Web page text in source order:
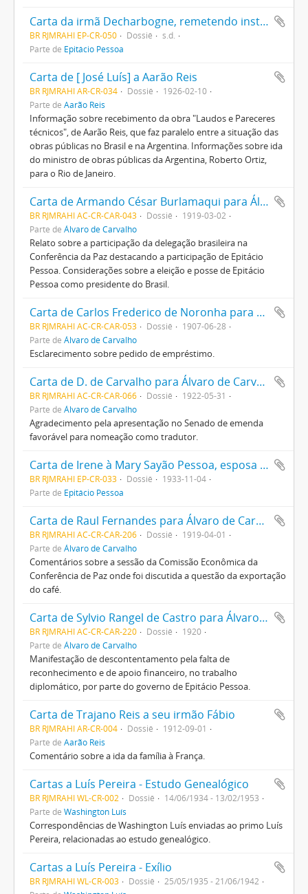
Carta da irmã Decharbogne, remetendo instruções para o ingresso em uma Sociedade Religiosa
BR RJMRAHI EP-CR-050 Dossiê
s.d.
Parte de Epitácio Pessoa
Carta de [ José Luís] a Aarão Reis
BR RJMRAHI AR-CR-034 Dossiê
1926-02-10
Parte de Aarão Reis
Informação sobre recebimento da obra "Laudos e Pareceres
técnicos", de Aarão Reis, que faz paralelo entre a situação das
obras públicas no Brasil e na Argentina. Informações sobre ida
do ministro de obras públicas da Argentina, Roberto Ortiz,
para o Rio de Janeiro.
Carta de Armando César Burlamaqui para Álvaro de Carvalho
BR RJMRAHI AC-CR-CAR-043 Dossiê
1919-03-02
Parte de Álvaro de Carvalho
Relato sobre a participação da delegação brasileira na
Conferência da Paz destacando a participação de Epitácio
Pessoa. Considerações sobre a eleição e posse de Epitácio
Pessoa como presidente do Brasil.
Carta de Carlos Frederico de Noronha para Álvaro de Carvalho
BR RJMRAHI AC-CR-CAR-053 Dossiê
1907-06-28
Parte de Álvaro de Carvalho
Esclarecimento sobre pedido de empréstimo.
Carta de D. de Carvalho para Álvaro de Carvalho
BR RJMRAHI AC-CR-CAR-066 Dossiê
1922-05-31
Parte de Álvaro de Carvalho
Agradecimento pela apresentação no Senado de emenda
favorável para nomeação como tradutor.
Carta de Irene à Mary Sayão Pessoa, esposa de Epitácio Pessoa, agradecendo um presente a ela enviado e comunicando o nascimento de seu neto
BR RJMRAHI EP-CR-033 Dossiê
1933-11-04
Parte de Epitácio Pessoa
Carta de Raul Fernandes para Álvaro de Carvalho
BR RJMRAHI AC-CR-CAR-206 Dossiê
1919-04-01
Parte de Álvaro de Carvalho
Comentários sobre a sessão da Comissão Econômica da
Conferência de Paz onde foi discutida a questão da exportação
do café.
Carta de Sylvio Rangel de Castro para Álvaro de Carvalho
BR RJMRAHI AC-CR-CAR-220 Dossiê
1920
Parte de Álvaro de Carvalho
Manifestação de descontentamento pela falta de
reconhecimento e de apoio financeiro, no trabalho
diplomático, por parte do governo de Epitácio Pessoa.
Carta de Trajano Reis a seu irmão Fábio
BR RJMRAHI AR-CR-004 Dossiê
1912-09-01
Parte de Aarão Reis
Comentário sobre a ida da família à França.
Cartas a Luís Pereira - Estudo Genealógico
BR RJMRAHI WL-CR-002 Dossiê
14/06/1934 - 13/02/1953
Parte de Washington Luís
Correspondências de Washington Luís enviadas ao primo Luís
Pereira, relacionadas ao estudo genealógico.
Cartas a Luís Pereira - Exílio
BR RJMRAHI WL-CR-003 Dossiê
25/05/1935 - 21/06/1942